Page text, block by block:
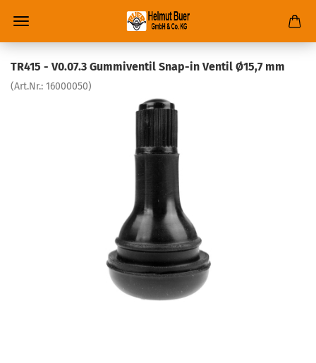
TR415 - V0.07.3 Gummiventil Snap-in Ventil Ø15,7 mm
(Art.Nr.: 16000050)